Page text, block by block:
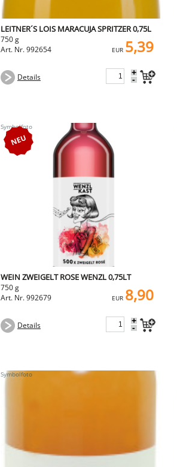
LEITNER´S LOIS MARACUJA SPRITZER 0,75L
750 g
Art. Nr. 992654
EUR 5,39
Details +
-
WEIN ZWEIGELT ROSE WENZL 0,75LT
750 g
Art. Nr. 992679
EUR 8,90
Details +
-